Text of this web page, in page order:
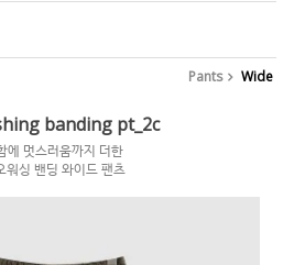
Pants Wide
banding pt_2c
에 멋스러움까지 더한
워싱 밴딩 와이드 팬츠